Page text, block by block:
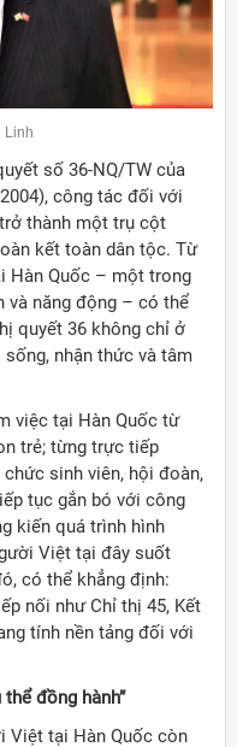
Linh
số 36-NQ/TW của
công tác đối với
thành một trụ cột
kết toàn dân tộc. Từ
Hàn Quốc – một trong
và năng động – có thể
quyết 36 không chỉ ở
nhận thức và tâm
việc tại Hàn Quốc từ
trẻ; từng trực tiếp
sinh viên, hội đoàn,
tục gắn bó với công
kiến quá trình hình
Việt tại đây suốt
có thể khẳng định:
nối như Chỉ thị 45, Kết
tính nền tảng đối với
đồng hành”
Việt tại Hàn Quốc còn